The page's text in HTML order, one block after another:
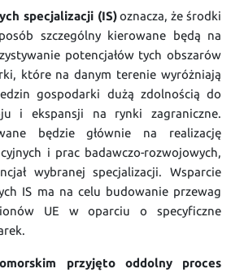
specjalizacji (IS)oznacza, że środki
szczególny kierowane będą na
potencjałów tych obszarów
które na danym terenie wyróżniają
gospodarki dużą zdolnością do
i ekspansji na rynki zagraniczne.
będzie głównie na realizację
i prac badawczo-rozwojowych,
wybranej specjalizacji. Wsparcie
IS ma na celu budowanie przewag
UE w oparciu o specyficzne
przyjęto oddolny proces